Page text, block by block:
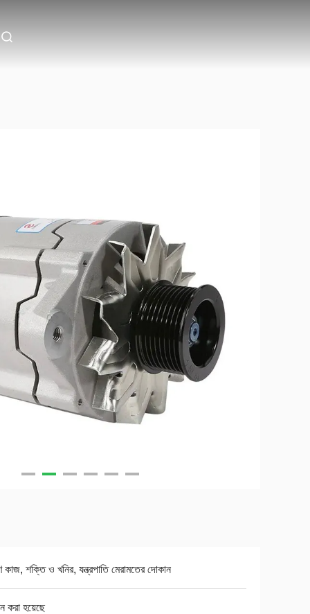
কাজ, শক্তি ও খনির, যন্ত্রপাতি মেরামতের দোকান
করা হয়েছে